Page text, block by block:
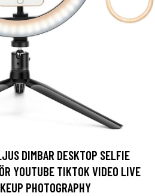
DIMBAR DESKTOP SELFIE
YOUTUBE TIKTOK VIDEO LIVE
PHOTOGRAPHY